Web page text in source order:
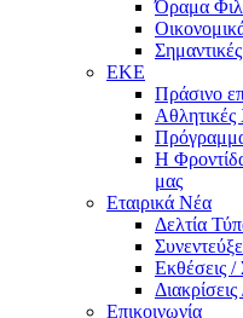
Όραμα
ΕΚΕ
Πράσινο
Αθλητικές
Η
μας
Εταιρικά Νέα
Δελτία
Εκθέσεις /
Επικοινωνία